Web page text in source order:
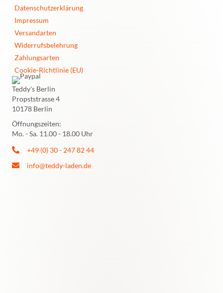
Datenschutzerklärung
Impressum
Versandarten
Widerrufsbelehrung
Zahlungsarten
Cookie-Richtlinie (EU)
Teddy's Berlin
Propststrasse 4
10178 Berlin
Öffnungszeiten:
Mo. - Sa. 11.00 - 18.00 Uhr
+49 (0) 30 - 247 82 44
info@teddy-laden.de